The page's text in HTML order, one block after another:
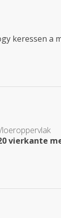
keressen a
vierkante